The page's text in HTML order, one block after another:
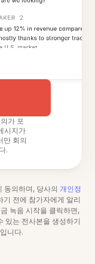
가 포
시지가
만 회의
.
동의하며, 당사의 개인정
전에 참가자에게 알리
녹음 시작을 클릭하면,
있는 전사본을 생성하기
니다.